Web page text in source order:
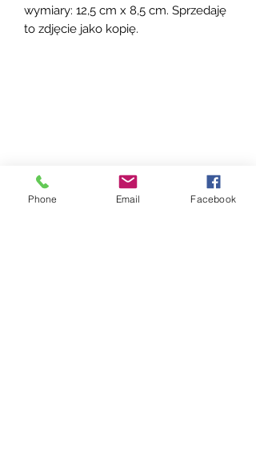
wymiary: 12,5 cm x 8,5 cm. Sprzedaję
to zdjęcie jako kopię.
Phone Email Facebook